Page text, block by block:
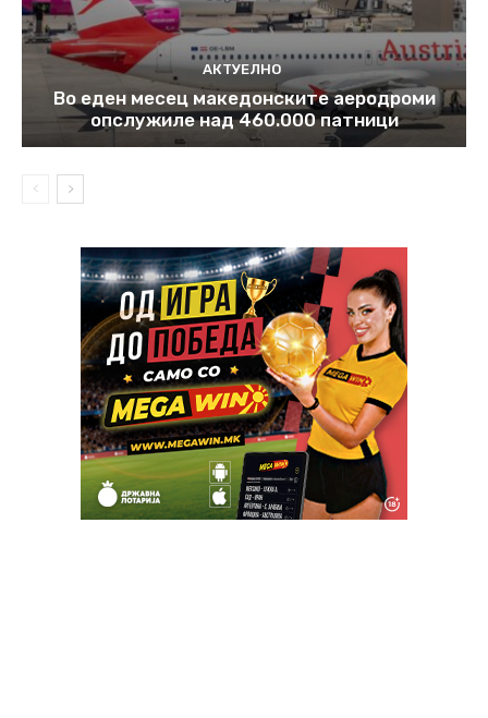
АКТУЕЛНО
Во еден месец македонските аеродроми
опслужиле над 460.000 патници